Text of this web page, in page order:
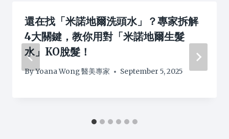
還在找「米諾地爾洗頭水」？專家拆解
4大關鍵，教你用對「米諾地爾生髮
水」KO脫髮！
ByYoana Wong 醫美專家 September 5, 2025